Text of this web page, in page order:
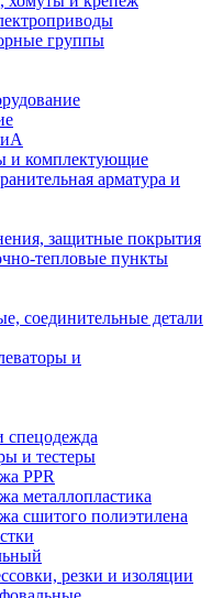
группы
и комплектующие
арматура и
защитные покрытия
тепловые пункты
соединительные детали
и
спецодежда
и тестеры
PPR
металлопластика
сшитого полиэтилена
резки и изоляции